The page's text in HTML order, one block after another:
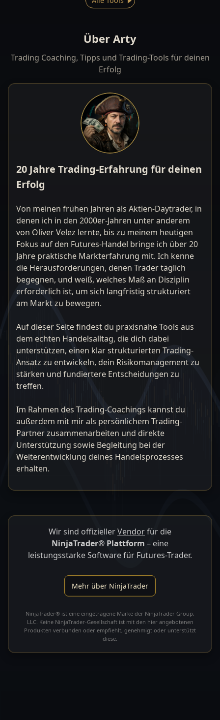
Über Arty
Trading Coaching, Tipps und Trading-Tools für deinen
Erfolg
20 Jahre Trading-Erfahrung für deinen
Erfolg
Von meinen frühen Jahren als Aktien-Daytrader, in
denen ich in den 2000er-Jahren unter anderem
von Oliver Velez lernte, bis zu meinem heutigen
Fokus auf den Futures-Handel bringe ich über 20
Jahre praktische Markterfahrung mit. Ich kenne
die Herausforderungen, denen Trader täglich
begegnen, und weiß, welches Maß an Disziplin
erforderlich ist, um sich langfristig strukturiert
am Markt zu bewegen.
Auf dieser Seite findest du praxisnahe Tools aus
dem echten Handelsalltag, die dich dabei
unterstützen, einen klar strukturierten Trading-
Ansatz zu entwickeln, dein Risikomanagement zu
stärken und fundiertere Entscheidungen zu
treffen.
Im Rahmen des Trading-Coachings kannst du
außerdem mit mir als persönlichem Trading-
Partner zusammenarbeiten und direkte
Unterstützung sowie Begleitung bei der
Weiterentwicklung deines Handelsprozesses
erhalten.
Wir sind offiziellerVendorfür die
NinjaTrader® Plattform – eine
leistungsstarke Software für Futures-Trader.
Mehr über NinjaTrader
NinjaTrader® ist eine eingetragene Marke der NinjaTrader Group,
LLC. Keine NinjaTrader-Gesellschaft ist mit den hier angebotenen
Produkten verbunden oder empfiehlt, genehmigt oder unterstützt
diese.